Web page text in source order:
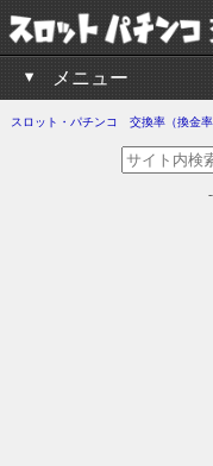
メニュー
スロット・パチンコ 交換率（換金